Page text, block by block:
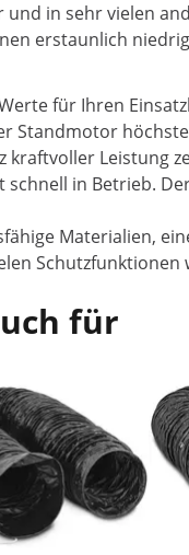
in sehr vielen
erstaunlich
für Ihren
Standmotor
kraftvoller Leistung
in Betrieb.
Materialien,
Schutzfunktionen
für